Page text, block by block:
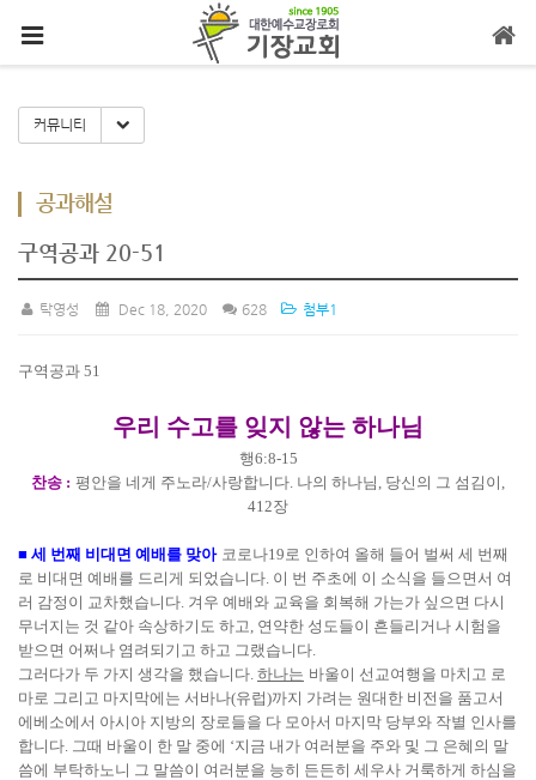
커뮤니티 Toggle Dropdown
공과해설
구역공과 20-51
탁영성 Dec 18, 2020 628 첨부1
구역공과 51
우리 수고를 잊지 않는 하나님
행6:8-15
찬송 : 평안을 네게 주노라/사랑합니다. 나의 하나님 , 당신의 그 섬김이 ,
412장
■ 세 번째 비대면 예배를 맞아 코로나19로 인하여 올해 들어 벌써 세 번째
로 비대면 예배를 드리게 되었습니다. 이 번 주초에 이 소식을 들으면서 여
러 감정이 교차했습니다. 겨우 예배와 교육을 회복해 가는가 싶으면 다시
무너지는 것 같아 속상하기도 하고, 연약한 성도들이 흔들리거나 시험을
받으면 어쩌나 염려되기고 하고 그랬습니다.
그러다가 두 가지 생각을 했습니다. 하나는 바울이 선교여행을 마치고 로
마로 그리고 마지막에는 서바나(유럽)까지 가려는 원대한 비전을 품고서
에베소에서 아시아 지방의 장로들을 다 모아서 마지막 당부와 작별 인사를
합니다. 그때 바울이 한 말 중에 ‘지금 내가 여러분을 주와 및 그 은혜의 말
씀에 부탁하노니 그 말씀이 여러분을 능히 든든히 세우사 거룩하게 하심을